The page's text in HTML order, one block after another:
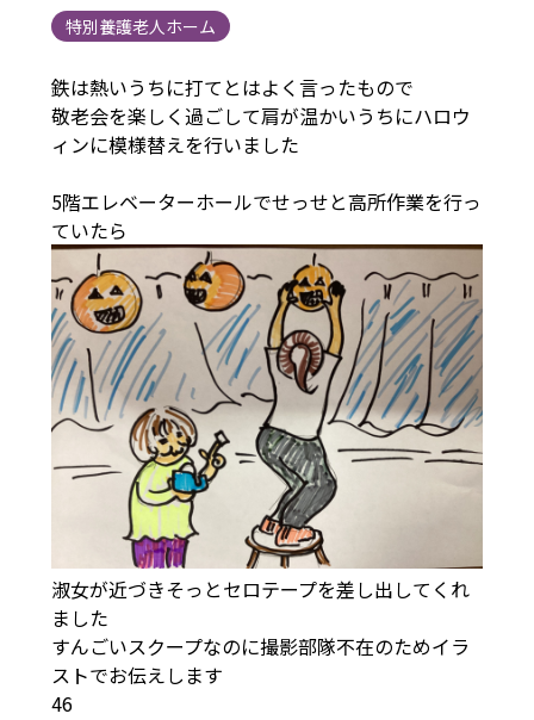
特別養護老人ホーム
鉄は熱いうちに打てとはよく言ったもので
敬老会を楽しく過ごして肩が温かいうちにハロウ
ィンに模様替えを行いました
5階エレベーターホールでせっせと高所作業を行っ
ていたら
淑女が近づきそっとセロテープを差し出してくれ
ました
すんごいスクープなのに撮影部隊不在のためイラ
ストでお伝えします
46